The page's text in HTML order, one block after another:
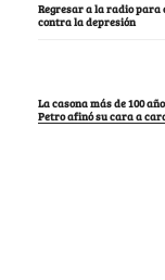
Regresar a la radio
contra la depresión
La casona más de 100
Petro afinó su cara a